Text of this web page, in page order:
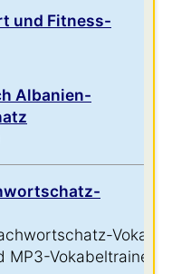
und Fitness-
Albanien-
Vokabeln
Vokabeltrainer)